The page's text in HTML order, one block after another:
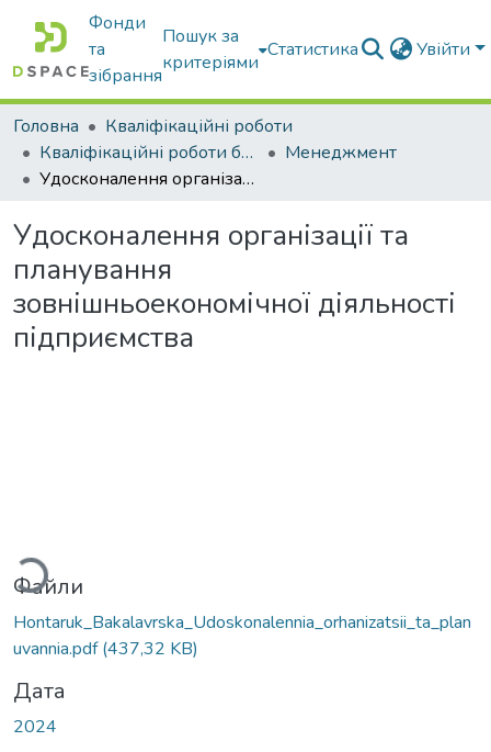
Фонди
та
зібрання
Пошук за
критеріями
Статистика Увійти
Головна
Кваліфікаційні роботи
Кваліфікаційні роботи бакалаврів
Менеджмент
Удосконалення організації та планування зовнішньоекономічної діяльності підприємства
Удосконалення організації та
планування
зовнішньоекономічної діяльності
підприємства
Вантажиться...
Файли
Hontaruk_Bakalavrska_Udoskonalennia_orhanizatsii_ta_plan
uvannia.pdf(437,32 KB)
Дата
2024